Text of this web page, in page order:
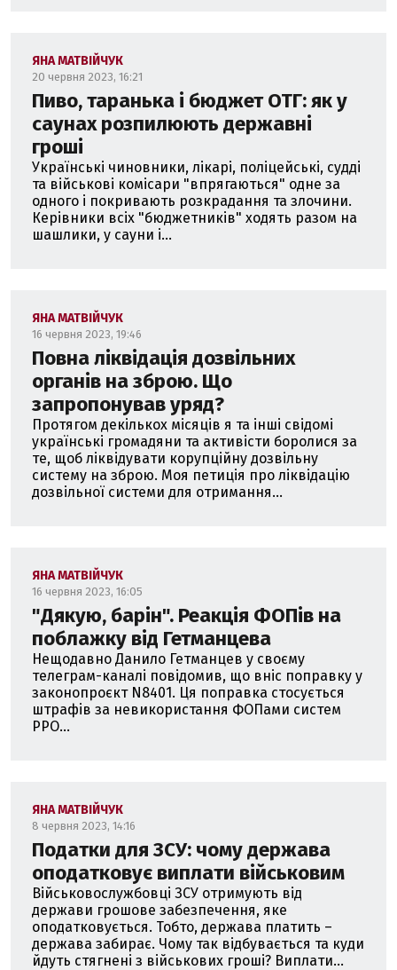
ЯНА МАТВІЙЧУК
20 червня 2023, 16:21
Пиво, таранька і бюджет ОТГ: як у
саунах розпилюють державні
гроші
Українські чиновники, лікарі, поліцейські, судді
та військові комісари "впрягаються" одне за
одного і покривають розкрадання та злочини.
Керівники всіх "бюджетників" ходять разом на
шашлики, у сауни і...
ЯНА МАТВІЙЧУК
16 червня 2023, 19:46
Повна ліквідація дозвільних
органів на зброю. Що
запропонував уряд?
Протягом декількох місяців я та інші свідомі
українські громадяни та активісти боролися за
те, щоб ліквідувати корупційну дозвільну
систему на зброю. Моя петиція про ліквідацію
дозвільної системи для отримання...
ЯНА МАТВІЙЧУК
16 червня 2023, 16:05
"Дякую, барін". Реакція ФОПів на
поблажку від Гетманцева
Нещодавно Данило Гетманцев у своєму
телеграм-каналі повідомив, що вніс поправку у
законопроєкт N8401. Ця поправка стосується
штрафів за невикористання ФОПами систем
РРО...
ЯНА МАТВІЙЧУК
8 червня 2023, 14:16
Податки для ЗСУ: чому держава
оподатковує виплати військовим
Військовослужбовці ЗСУ отримують від
держави грошове забезпечення, яке
оподатковується. Тобто, держава платить –
держава забирає. Чому так відбувається та куди
йдуть стягнені з військових гроші? Виплати...